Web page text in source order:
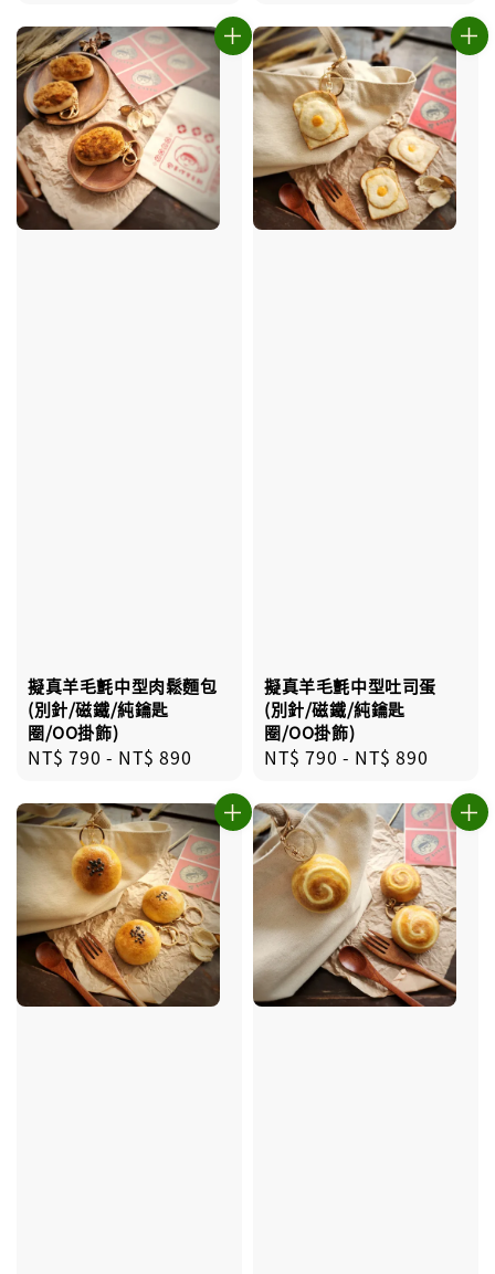
擬真羊毛氈中型肉鬆麵包
(別針/磁鐵/純鑰匙
圈/OO掛飾)
Regular
NT$ 790 - NT$ 890
擬真羊毛氈中型吐司蛋
(別針/磁鐵/純鑰匙
圈/OO掛飾)
Regular
NT$ 790 - NT$ 890